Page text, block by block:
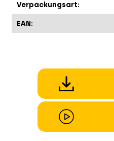
Verpackungsart:
EAN: